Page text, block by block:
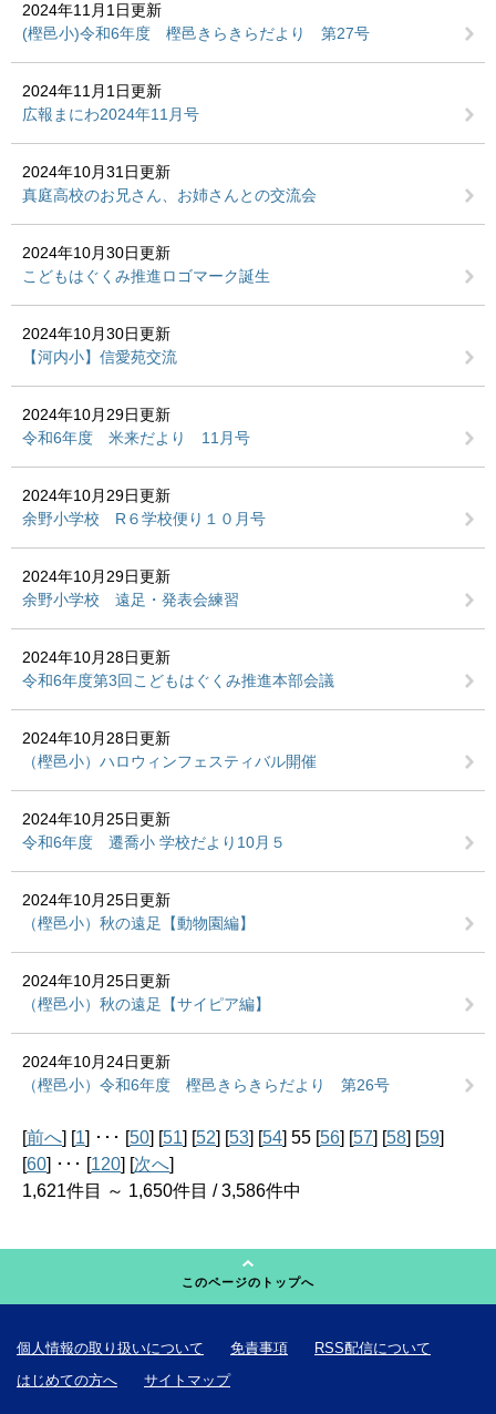
2024年11月1日更新
(樫邑小)令和6年度 樫邑きらきらだより 第27号
2024年11月1日更新
広報まにわ2024年11月号
2024年10月31日更新
真庭高校のお兄さん、お姉さんとの交流会
2024年10月30日更新
こどもはぐくみ推進ロゴマーク誕生
2024年10月30日更新
【河内小】信愛苑交流
2024年10月29日更新
令和6年度 米来だより 11月号
2024年10月29日更新
余野小学校 R６学校便り１０月号
2024年10月29日更新
余野小学校 遠足・発表会練習
2024年10月28日更新
令和6年度第3回こどもはぐくみ推進本部会議
2024年10月28日更新
（樫邑小）ハロウィンフェスティバル開催
2024年10月25日更新
令和6年度 遷喬小 学校だより10月５
2024年10月25日更新
（樫邑小）秋の遠足【動物園編】
2024年10月25日更新
（樫邑小）秋の遠足【サイピア編】
2024年10月24日更新
（樫邑小）令和6年度 樫邑きらきらだより 第26号
[前へ] [1] ･･･ [50] [51] [52] [53] [54] 55 [56] [57] [58] [59]
[60] ･･･ [120] [次へ]
1,621件目 ～ 1,650件目 / 3,586件中
このページのトップへ
個人情報の取り扱いについて 免責事項
RSS配信について
はじめての方へ
サイトマップ